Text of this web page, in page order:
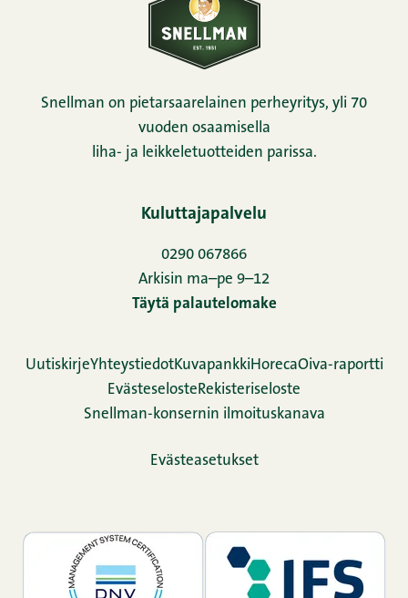
Snellman on pietarsaarelainen perheyritys, yli 70
vuoden osaamisella
liha- ja leikkeletuotteiden parissa.
Kuluttajapalvelu
0290 067866
Arkisin ma–pe 9–12
Täytä palautelomake
UutiskirjeYhteystiedotKuvapankki HorecaOiva-raportti
Evästeseloste Rekisteriseloste
Snellman-konsernin ilmoituskanava
Evästeasetukset